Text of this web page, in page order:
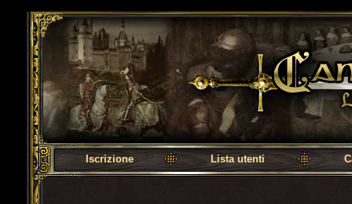
Camelot, la patria della cavalleria
Iscrizione Lista utenti